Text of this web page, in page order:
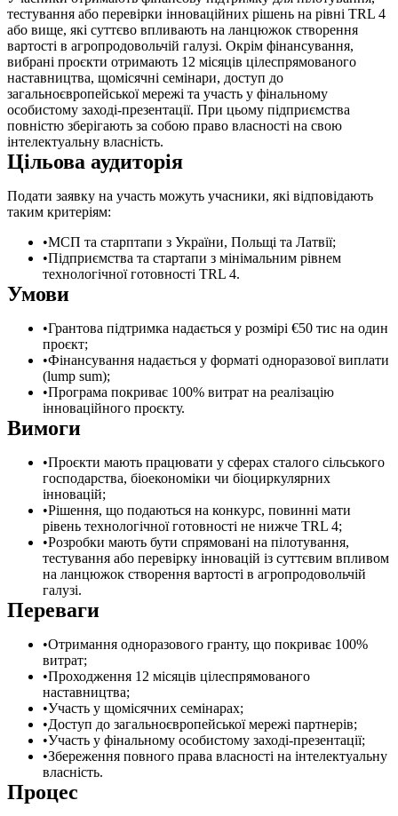
тестування або перевірки інноваційних рішень на рівні TRL 4
або вище, які суттєво впливають на ланцюжок створення
вартості в агропродовольчій галузі. Окрім фінансування,
вибрані проєкти отримають 12 місяців цілеспрямованого
наставництва, щомісячні семінари, доступ до
загальноєвропейської мережі та участь у фінальному
особистому заході-презентації. При цьому підприємства
повністю зберігають за собою право власності на свою
інтелектуальну власність.
Цільова аудиторія
Подати заявку на участь можуть учасники, які відповідають
таким критеріям:
МСП та старптапи з України, Польщі та Латвії;
Підприємства та стартапи з мінімальним рівнем
технологічної готовності TRL 4.
Умови
Грантова підтримка надається у розмірі €50 тис на один
проєкт;
Фінансування надається у форматі одноразової виплати
(lump sum);
Програма покриває 100% витрат на реалізацію
інноваційного проєкту.
Вимоги
Проєкти мають працювати у сферах сталого сільського
господарства, біоекономіки чи біоциркулярних
інновацій;
Рішення, що подаються на конкурс, повинні мати
рівень технологічної готовності не нижче TRL 4;
Розробки мають бути спрямовані на пілотування,
тестування або перевірку інновацій із суттєвим впливом
на ланцюжок створення вартості в агропродовольчій
галузі.
Переваги
Отримання одноразового гранту, що покриває 100%
витрат;
Проходження 12 місяців цілеспрямованого
наставництва;
Участь у щомісячних семінарах;
Доступ до загальноєвропейської мережі партнерів;
Участь у фінальному особистому заході-презентації;
Збереження повного права власності на інтелектуальну
власність.
Процес